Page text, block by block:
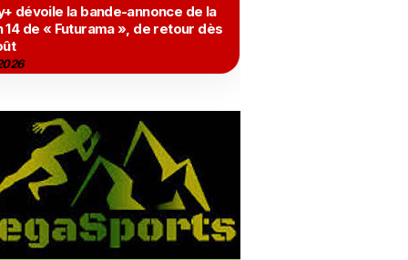
dévoile la bande-annonce de la
14 de « Futurama », de retour dès